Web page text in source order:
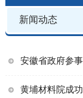
新闻动态
安徽省政府参